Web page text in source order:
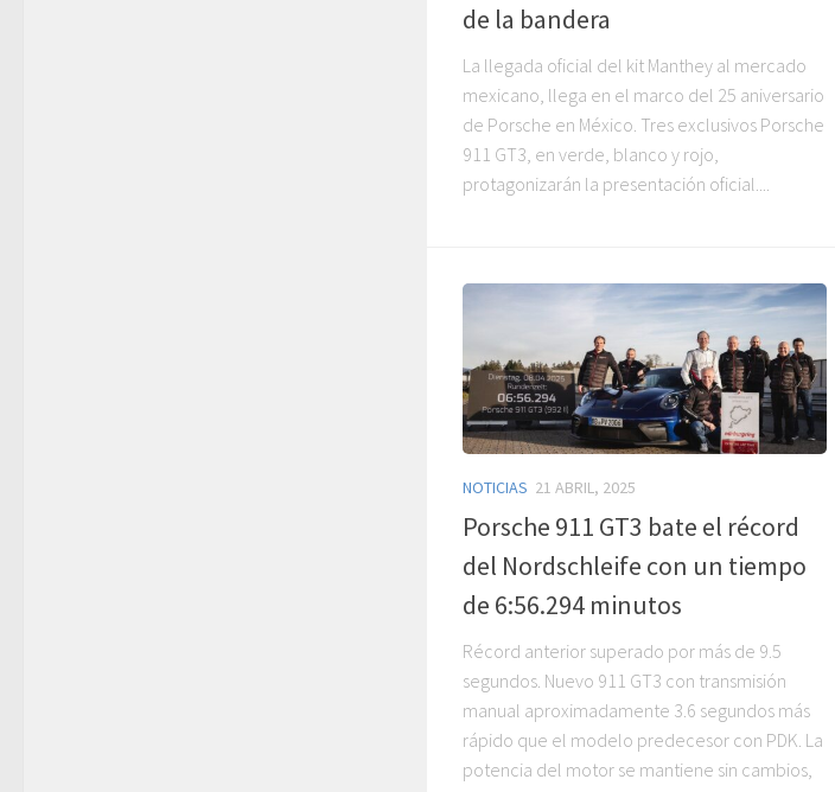
de la bandera
La llegada oficial del kit Manthey al mercado
mexicano, llega en el marco del 25 aniversario
de Porsche en México. Tres exclusivos Porsche
911 GT3, en verde, blanco y rojo,
protagonizarán la presentación oficial....
NOTICIAS 21 ABRIL, 2025
Porsche 911 GT3 bate el récord
del Nordschleife con un tiempo
de 6:56.294 minutos
Récord anterior superado por más de 9.5
segundos. Nuevo 911 GT3 con transmisión
manual aproximadamente 3.6 segundos más
rápido que el modelo predecesor con PDK. La
potencia del motor se mantiene sin cambios,